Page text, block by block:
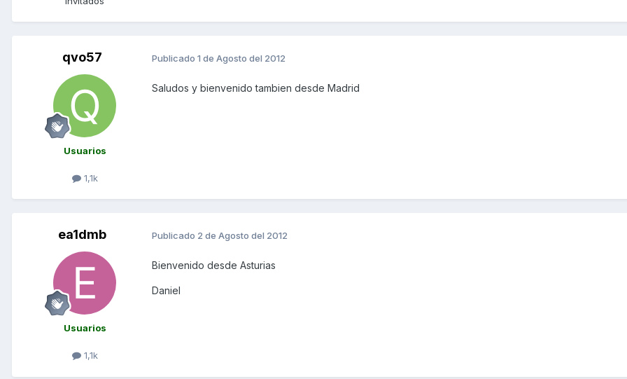
qvo57
Usuarios
1,1k
Publicado 1 de Agosto del 2012
Saludos y bienvenido tambien desde Madrid
ea1dmb
Usuarios
1,1k
Publicado 2 de Agosto del 2012
Bienvenido desde Asturias
Daniel